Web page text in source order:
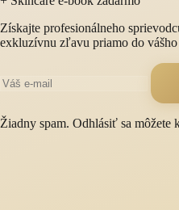
Získajte profesionálneho
exkluzívnu zľavu priamo do vášho
Žiadny spam. Odhlásiť sa môžete